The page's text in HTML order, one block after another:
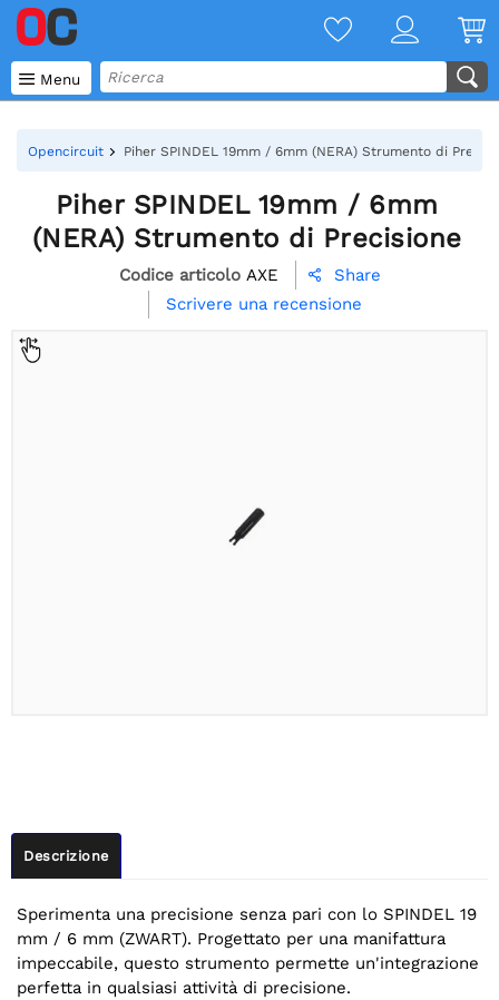
 Menu
Opencircuit Piher SPINDEL 19mm / 6mm (NERA) Strumento di
Piher SPINDEL 19mm / 6mm
(NERA) Strumento di Precisione
Codice articolo AXE 
Share
Scrivere una recensione
Descrizione
Sperimenta una precisione senza pari con lo SPINDEL 19
mm / 6 mm (ZWART). Progettato per una manifattura
impeccabile, questo strumento permette un'integrazione
perfetta in qualsiasi attività di precisione.